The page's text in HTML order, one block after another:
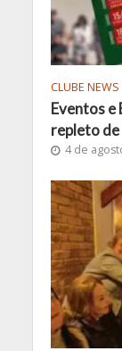
CLUBE NEWS
Eventos e
repleto
4 de